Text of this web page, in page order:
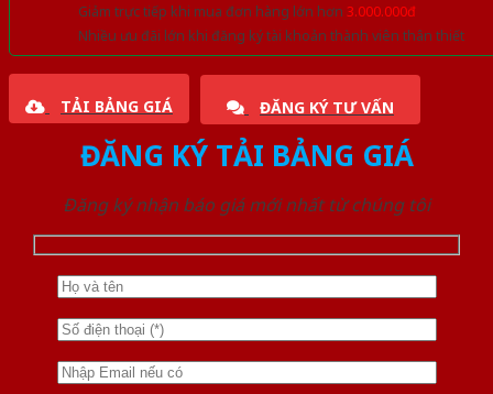
Giảm trực tiếp khi mua đơn hàng lớn hơn 3.000.000đ
Nhiều ưu đãi lớn khi đăng ký tài khoản thành viên thân thiết
TẢI BẢNG GIÁ ĐĂNG KÝ TƯ VẤN
ĐĂNG KÝ TẢI BẢNG GIÁ
Đăng ký nhận báo giá mới nhất từ chúng tôi